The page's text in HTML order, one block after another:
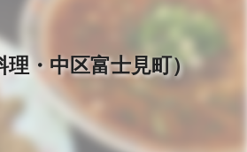
理・中区富士見町）